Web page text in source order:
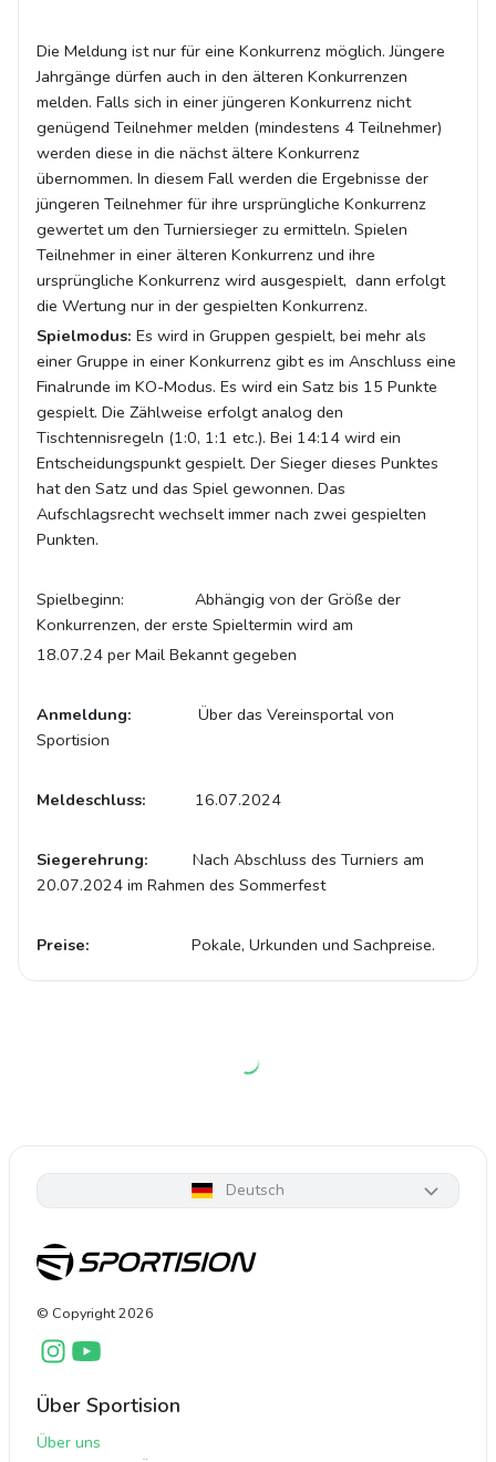
Die Meldung ist nur für eine Konkurrenz möglich. Jüngere
Jahrgänge dürfen auch in den älteren Konkurrenzen
melden. Falls sich in einer jüngeren Konkurrenz nicht
genügend Teilnehmer melden (mindestens 4 Teilnehmer)
werden diese in die nächst ältere Konkurrenz
übernommen. In diesem Fall werden die Ergebnisse der
jüngeren Teilnehmer für ihre ursprüngliche Konkurrenz
gewertet um den Turniersieger zu ermitteln. Spielen
Teilnehmer in einer älteren Konkurrenz und ihre
ursprüngliche Konkurrenz wird ausgespielt, dann erfolgt
die Wertung nur in der gespielten Konkurrenz.
Spielmodus: Es wird in Gruppen gespielt, bei mehr als
einer Gruppe in einer Konkurrenz gibt es im Anschluss eine
Finalrunde im KO-Modus. Es wird ein Satz bis 15 Punkte
gespielt. Die Zählweise erfolgt analog den
Tischtennisregeln (1:0, 1:1 etc.). Bei 14:14 wird ein
Entscheidungspunkt gespielt. Der Sieger dieses Punktes
hat den Satz und das Spiel gewonnen. Das
Aufschlagsrecht wechselt immer nach zwei gespielten
Punkten.
Spielbeginn: Abhängig von der Größe der
Konkurrenzen, der erste Spieltermin wird am
18.07.24 per Mail Bekannt gegeben
Anmeldung: Über das Vereinsportal von
Sportision
Meldeschluss: 16.07.2024
Siegerehrung: Nach Abschluss des Turniers am
20.07.2024 im Rahmen des Sommerfest
Preise: Pokale, Urkunden und Sachpreise.
Deutsch
© Copyright2026
Über Sportision
Über uns